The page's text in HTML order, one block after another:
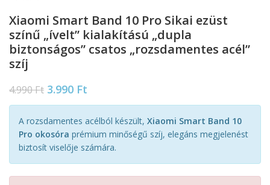
Xiaomi Smart Band 10 Pro Sikai ezüst
színű „ívelt” kialakítású „dupla
biztonságos” csatos „rozsdamentes acél”
szíj
4.990Ft 3.990 Ft
A rozsdamentes acélból készült, Xiaomi Smart Band 10
Pro okosóra prémium minőségű szíj, elegáns megjelenést
biztosít viselője számára.